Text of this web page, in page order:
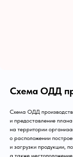
Схема ОДД
Схема ОДД
и предоставление
на территории
о расположении
и загрузки продукции,
а также